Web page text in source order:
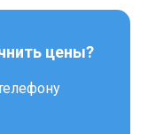
цены?